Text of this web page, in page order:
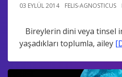
03 EYLÜL 2014 FELIS-AGNOSTICUS
Bireylerin dini veya tinsel
yaşadıkları toplumla, ailey